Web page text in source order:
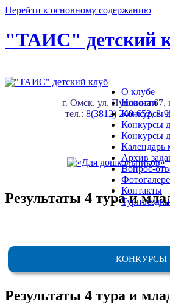
Перейти к основному содержанию
"ТАИС" детский
г. Омск, ул. Пушкина 67,
тел.: 8(3812) 240-652,8-
О клубе
Новости
Конкурсы
Конкурсы
Конкурсы
Календарь
Архив
Вопрос-
Контакты
Результаты 4 тура и
КОНКУРСЫ
Результаты 4 тура и